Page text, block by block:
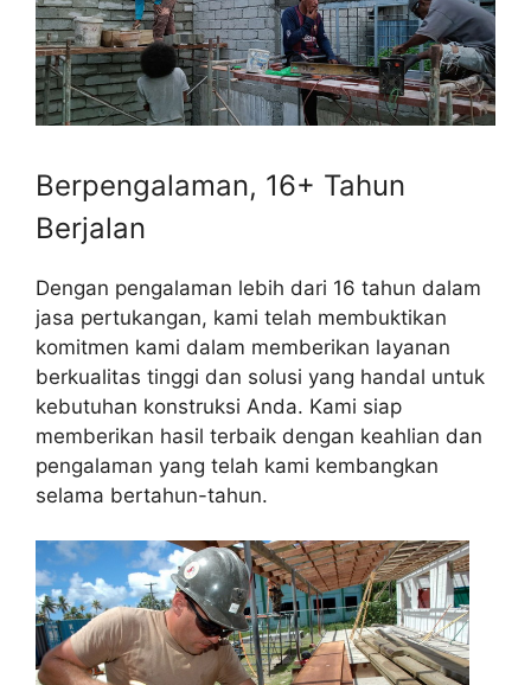
Berpengalaman, 16+ Tahun
Berjalan
Dengan pengalaman lebih dari 16 tahun dalam
jasa pertukangan, kami telah membuktikan
komitmen kami dalam memberikan layanan
berkualitas tinggi dan solusi yang handal untuk
kebutuhan konstruksi Anda. Kami siap
memberikan hasil terbaik dengan keahlian dan
pengalaman yang telah kami kembangkan
selama bertahun-tahun.